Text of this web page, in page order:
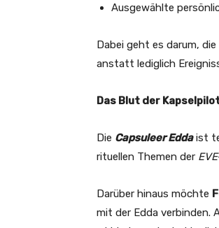
Ausgewählte
Dabei geht es darum,
anstatt lediglich
Das Blut der
Die Capsuleer Eddaist
rituellen Themen der EVE
Darüber hinaus möchte
mit der Edda verbinden.